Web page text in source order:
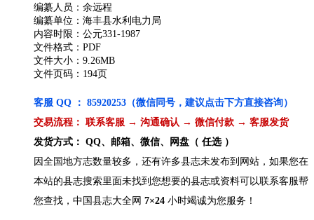
编纂人员：余远程
编纂单位：海丰县水利电力局
内容时限：公元331-1987
文件格式：PDF
文件大小：9.26MB
文件页码：194页
客服 QQ ： 85920253（微信同号，建议点击下方直接咨询）
交易流程： 联系客服 → 沟通确认 → 微信付款 → 客服发货
发货方式： QQ、邮箱、微信、网盘（ 任选 ）
因全国地方志数量较多，还有许多县志未发布到网站，如果您在
本站的县志搜索里面未找到您想要的县志或资料可以联系客服帮
您查找，中国县志大全网 7×24 小时竭诚为您服务！